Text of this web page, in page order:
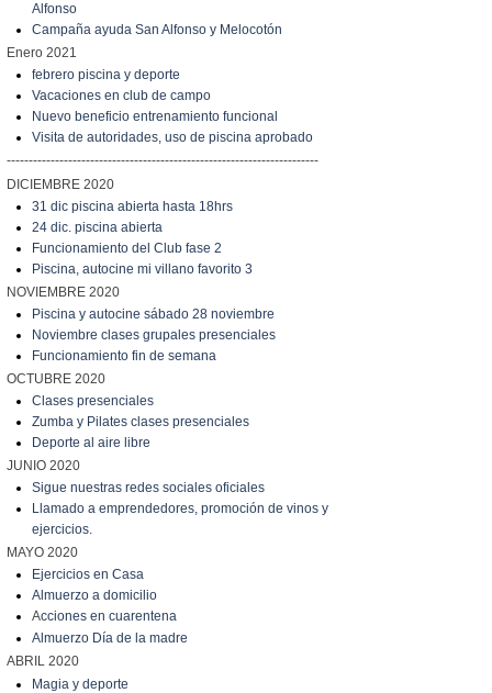
Alfonso
Campaña ayuda San Alfonso y Melocotón
Enero 2021
febrero piscina y deporte
Vacaciones en club de campo
Nuevo beneficio entrenamiento funcional
Visita de autoridades, uso de piscina aprobado
-----------------------------------------------------------------------
DICIEMBRE 2020
31 dic piscina abierta hasta 18hrs
24 dic. piscina abierta
Funcionamiento del Club fase 2
Piscina, autocine mi villano favorito 3
NOVIEMBRE 2020
Piscina y autocine sábado 28 noviembre
Noviembre clases grupales presenciales
Funcionamiento fin de semana
OCTUBRE 2020
Clases presenciales
Zumba y Pilates clases presenciales
Deporte al aire libre
JUNIO 2020
Sigue nuestras redes sociales oficiales
Llamado a emprendedores, promoción de vinos y
ejercicios.
MAYO 2020
Ejercicios en Casa
Almuerzo a domicilio
Acciones en cuarentena
Almuerzo Día de la madre
ABRIL 2020
Magia y deporte